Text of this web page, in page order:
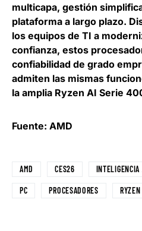
multicapa, gestión
plataforma a largo plazo.
los equipos de TI a
confianza, estos
confiabilidad de grado
admiten las mismas
la amplia Ryzen AI Serie
Fuente: AMD
AMD CES26
PC PROCESADORES RYZEN